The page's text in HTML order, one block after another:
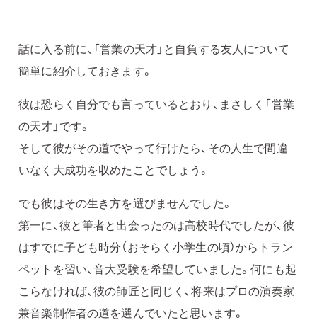
話に入る前に、「営業の天才」と自負する友人について
簡単に紹介しておきます。
彼は恐らく自分でも言っているとおり、まさしく「営業
の天才」です。
そして彼がその道でやって行けたら、その人生で間違
いなく大成功を収めたことでしょう。
でも彼はその生き方を選びませんでした。
第一に、彼と筆者と出会ったのは高校時代でしたが、彼
はすでに子ども時分（おそらく小学生の頃）からトラン
ペットを習い、音大受験を希望していました。何にも起
こらなければ、彼の師匠と同じく、将来はプロの演奏家
兼音楽制作者の道を選んでいたと思います。